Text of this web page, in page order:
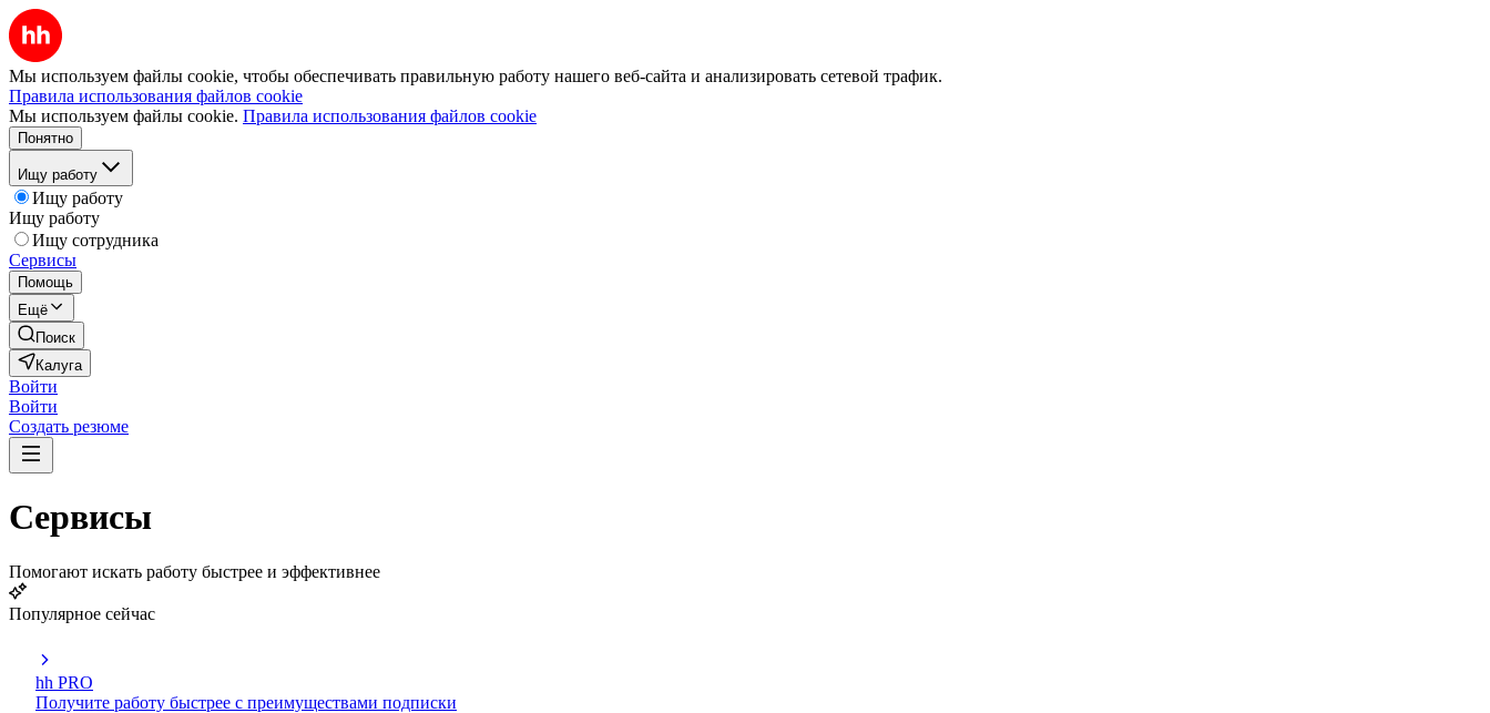
Мы используем файлы cookie, чтобы обеспечивать правильную работу нашего веб-сайта и анализировать сетевой трафик.
Правила использования файлов cookie
Мы используем файлы cookie. Правила использования файлов cookie
Понятно
Ищу работу
Ищу работу
Ищу работу
Ищу сотрудника
Сервисы
Помощь
Ещё
Поиск
Калуга
Войти
Войти
Создать резюме
Сервисы
Помогают искать работу быстрее и эффективнее
Популярное сейчас
hh PRO
Получите работу быстрее с преимуществами подписки